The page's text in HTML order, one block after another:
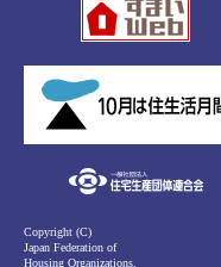
Copyright (C)
Japan Federation of
Housing Organizations.